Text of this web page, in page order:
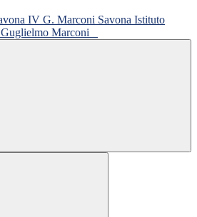
Istituto
Guglielmo Marconi